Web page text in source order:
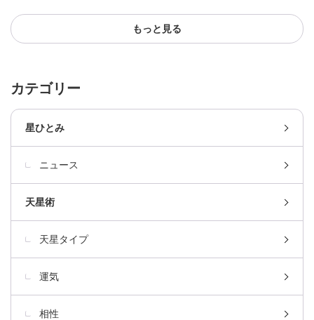
もっと見る
カテゴリー
星ひとみ
ニュース
天星術
天星タイプ
運気
相性